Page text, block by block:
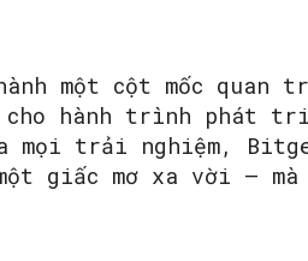
một cột mốc quan
cho hành trình phát
trải nghiệm,
giấc mơ xa vời –